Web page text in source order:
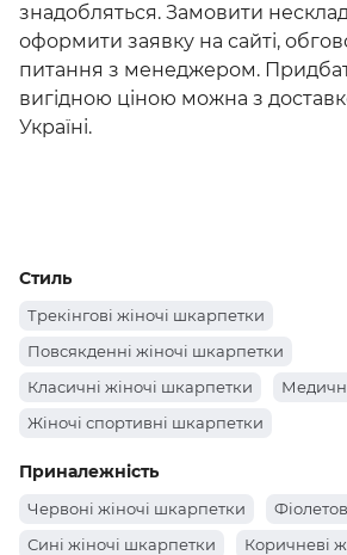
знадобляться. Замовити
оформити заявку на сайті,
питання з менеджером.
вигідною ціною можна з
Україні.
Стиль
Трекінгові жіночі шкарпетки
Повсякденні жіночі шкарпетки
Класичні жіночі шкарпетки
Жіночі спортивні шкарпетки
Приналежність
Червоні жіночі шкарпетки
Сині жіночі шкарпетки
Коричневі